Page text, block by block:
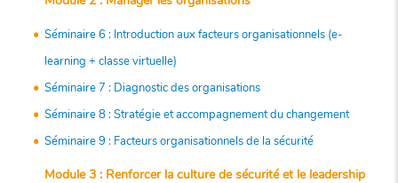
Séminaire 6 : Introduction aux facteurs organisationnels (e-
learning + classe virtuelle)
Séminaire 7 : Diagnostic des organisations
Séminaire 8 : Stratégie et accompagnement du changement
Séminaire 9 : Facteurs organisationnels de la sécurité
Module 3 : Renforcer la culture de sécurité et le leadership